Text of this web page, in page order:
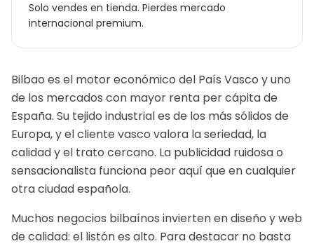
Solo vendes en tienda. Pierdes mercado
internacional premium.
Bilbao es el motor económico del País Vasco y uno
de los mercados con mayor renta per cápita de
España. Su tejido industrial es de los más sólidos de
Europa, y el cliente vasco valora la seriedad, la
calidad y el trato cercano. La publicidad ruidosa o
sensacionalista funciona peor aquí que en cualquier
otra ciudad española.
Muchos negocios bilbaínos invierten en diseño y web
de calidad: el listón es alto. Para destacar no basta